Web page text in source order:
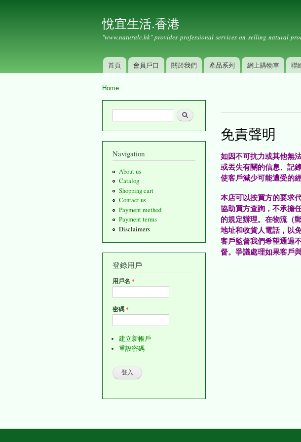
悅宜生活.香港
"www.naturalc.hk" provides professional services on selling natural
Main menu
首頁 會員戶口 關於我們 產品系列 網上購物車 聯
Home
Search form Search
Navigation
About us
Catalog
Shopping cart
Contact us
Payment method
Payment terms
Disclaimers
登錄用戶
用戶名 *
密碼*
建立新帳戶
重設密碼
免責聲明
如因不可抗力或其他無
或丟失有關的信息、記
使客戶減少可能遭受的
本店可以按買方的要求
協助買方查詢，不承擔
的規定辦理。在物流（
地址和收貨人電話，以
客戶監督我們希望通過
督。 爭議處理如果客戶